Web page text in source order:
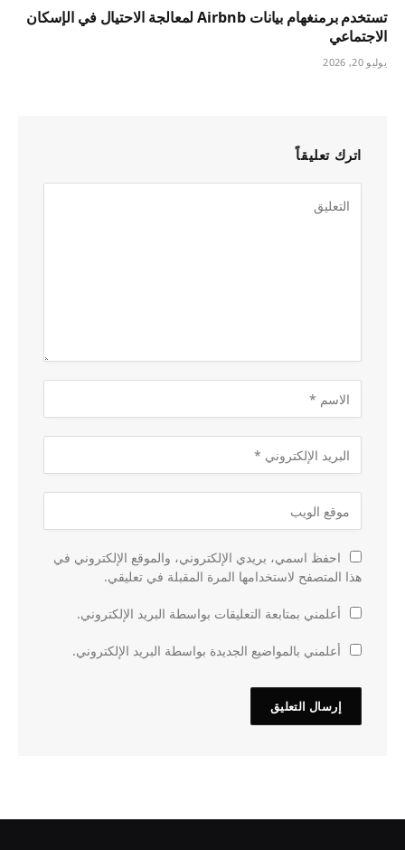
تستخدم برمنغهام بيانات Airbnb لمعالجة الاحتيال في الإسكان
الاجتماعي
يوليو 20, 2026
اترك تعليقاً
احفظ اسمي، بريدي الإلكتروني، والموقع الإلكتروني في
هذا المتصفح لاستخدامها المرة المقبلة في تعليقي.
أعلمني بمتابعة التعليقات بواسطة البريد الإلكتروني.
أعلمني بالمواضيع الجديدة بواسطة البريد الإلكتروني.